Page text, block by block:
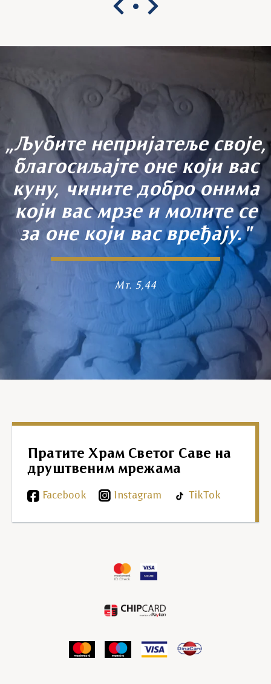
„Љубите непријатеље своје,
благосиљајте оне који вас
куну, чините добро онима
који вас мрзе и молите се
за оне који вас вређају."
Мт. 5,44
Пратите Храм Светог Саве на
друштвеним мрежама
Facebook Instagram TikTok